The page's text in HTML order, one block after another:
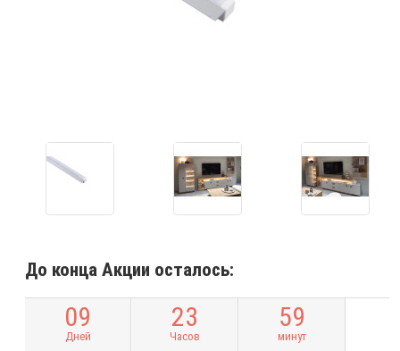
До конца Акции осталось:
09
Дней
23
Часов
59
минут